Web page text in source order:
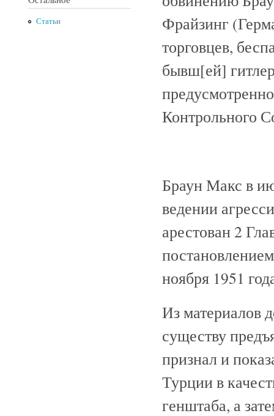
Статьи
Фрайзинг
торговцев,
бывш[ей]
Контрольного
Браун Макс в
ведении
арестован 2
ноября 1951
Из материалов
существу
признал и
Турции в
генштаба, а